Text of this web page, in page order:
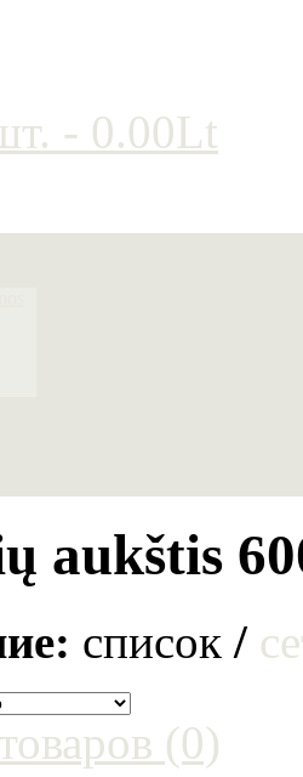
- 0.00Lt
aukštis
список /
(0)